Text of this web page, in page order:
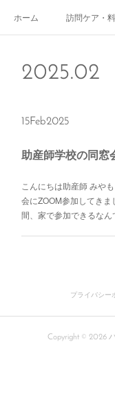
ホーム 訪問ケア・
2025.02
15Feb2025
助産師学校の同窓
こんにちは助産師 みや
会にZOOM参加してき
間、家で参加できるな
プライバシー
Copyright © 2026